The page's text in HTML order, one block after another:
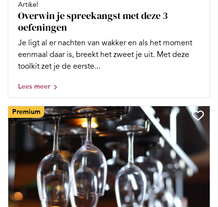
Artikel
Overwin je spreekangst met deze 3
oefeningen
Je ligt al er nachten van wakker en als het moment
eenmaal daar is, breekt het zweet je uit. Met deze
toolkit zet je de eerste...
Lees meer
Premium